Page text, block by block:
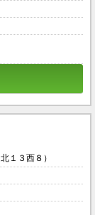
１３西８）